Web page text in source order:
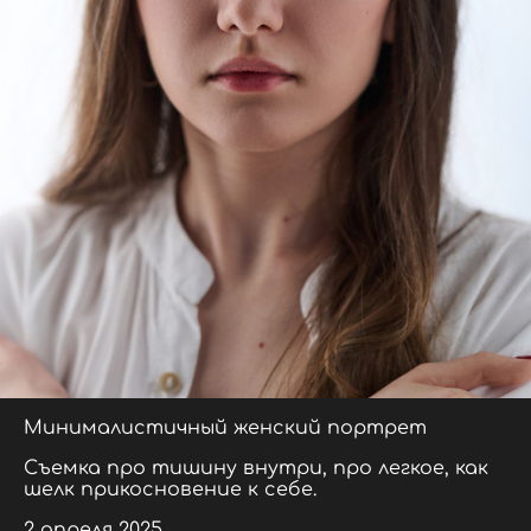
Минималистичный женский портрет
Съемка про тишину внутри, про легкое, как
шелк прикосновение к себе.